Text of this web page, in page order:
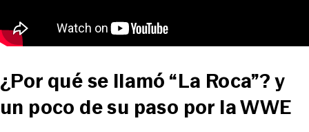
¿Por qué se llamó “La Roca”? y
un poco de su paso por la WWE